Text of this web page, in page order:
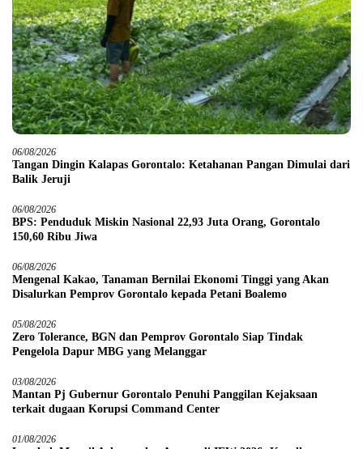
06/08/2026
Tangan Dingin Kalapas Gorontalo: Ketahanan Pangan Dimulai dari
Balik Jeruji
06/08/2026
BPS: Penduduk Miskin Nasional 22,93 Juta Orang, Gorontalo
150,60 Ribu Jiwa
06/08/2026
Mengenal Kakao, Tanaman Bernilai Ekonomi Tinggi yang Akan
Disalurkan Pemprov Gorontalo kepada Petani Boalemo
05/08/2026
Zero Tolerance, BGN dan Pemprov Gorontalo Siap Tindak
Pengelola Dapur MBG yang Melanggar
03/08/2026
Mantan Pj Gubernur Gorontalo Penuhi Panggilan Kejaksaan
terkait dugaan Korupsi Command Center
01/08/2026